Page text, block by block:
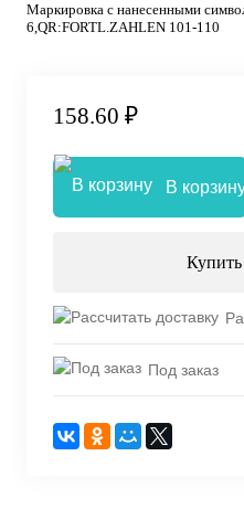
Маркировка с нанесенными
6,QR:FORTL.ZAHLEN 101-110
158.60 ₽
В
Под заказ